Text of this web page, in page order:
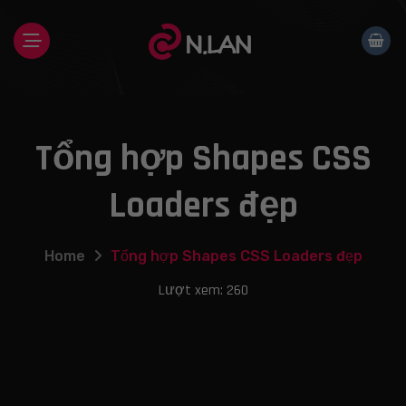
content
Tổng hợp Shapes CSS
Loaders đẹp
Home Tổng hợp Shapes CSS Loaders đẹp
Lượt xem: 260